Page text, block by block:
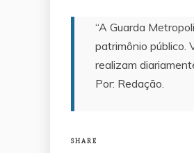
“A Guarda
patrimônio público.
realizam
Por: Redação.
SHARE